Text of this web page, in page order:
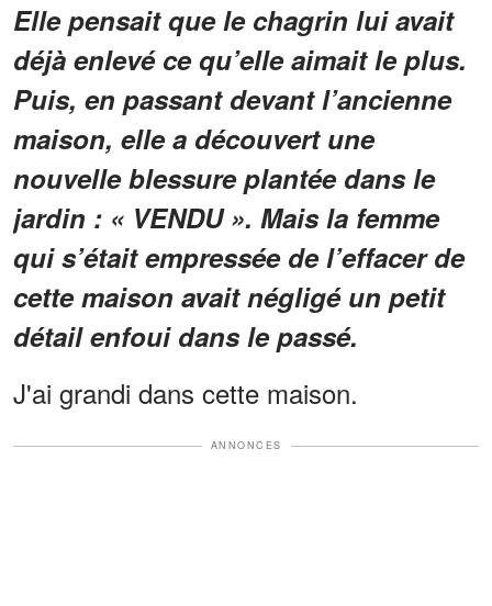
Elle pensait que le chagrin lui avait
déjà enlevé ce qu’elle aimait le plus.
Puis, en passant devant l’ancienne
maison, elle a découvert une
nouvelle blessure plantée dans le
jardin : « VENDU ». Mais la femme
qui s’était empressée de l’effacer de
cette maison avait négligé un petit
détail enfoui dans le passé.
J'ai grandi dans cette maison.
ANNONCES